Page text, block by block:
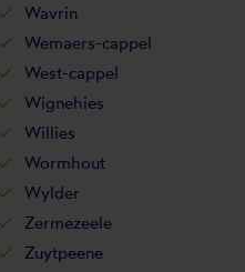
Wavrin
Wemaers-cappel
West-cappel
Wignehies
Willies
Wormhout
Wylder
Zermezeele
Zuytpeene